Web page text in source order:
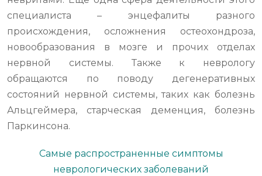
специалиста – энцефалиты разного
происхождения, осложнения остеохондроза,
новообразования в мозге и прочих отделах
нервной системы. Также к неврологу
обращаются по поводу дегенеративных
состояний нервной системы, таких как болезнь
Альцгеймера, старческая деменция, болезнь
Паркинсона.
Самые распространенные симптомы
неврологических заболеваний